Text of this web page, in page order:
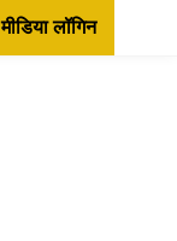
मीडिया लॉगिन